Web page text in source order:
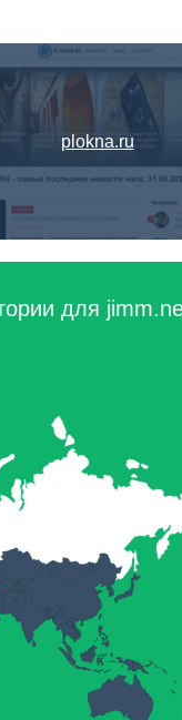
plokna.ru
для